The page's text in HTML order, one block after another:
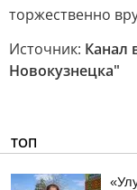
торжественно
Источник: Канал
Новокузнецка"
ТОП